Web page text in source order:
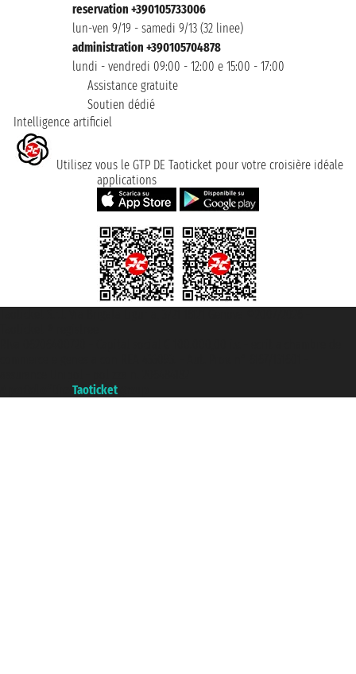
reservation +390105733006
lun-ven 9/19 - samedi 9/13 (32 linee)
administration +390105704878
lundi - vendredi 09:00 - 12:00 e 15:00 - 17:00
Assistance gratuite
Soutien dédié
Intelligence artificiel
Utilisez vous le GTP DE Taoticket pour votre croisière idéale
applications
Taoticket